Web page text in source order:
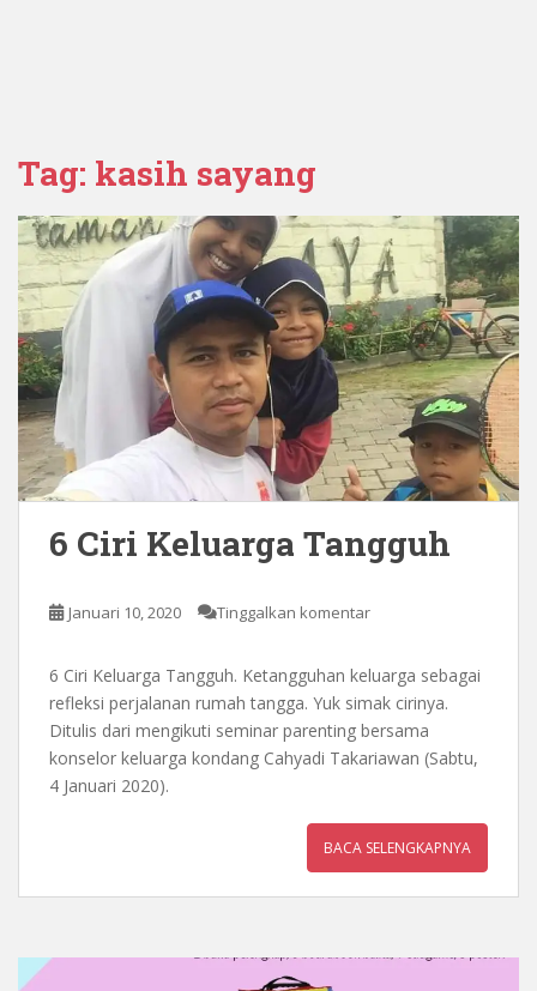
Tag: kasih sayang
6 Ciri Keluarga Tangguh
Januari 10, 2020 Tinggalkan komentar
6 Ciri Keluarga Tangguh. Ketangguhan keluarga sebagai
refleksi perjalanan rumah tangga. Yuk simak cirinya.
Ditulis dari mengikuti seminar parenting bersama
konselor keluarga kondang Cahyadi Takariawan (Sabtu,
4 Januari 2020).
BACA SELENGKAPNYA